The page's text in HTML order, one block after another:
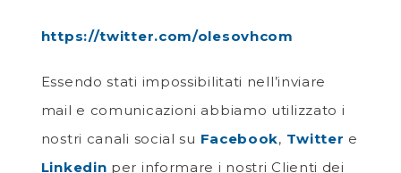
https://twitter.com/olesovhcom
Essendo stati impossibilitati nell’inviare
mail e comunicazioni abbiamo utilizzato i
nostri canali social su Facebook, Twitter e
Linkedin per informare i nostri Clienti dei